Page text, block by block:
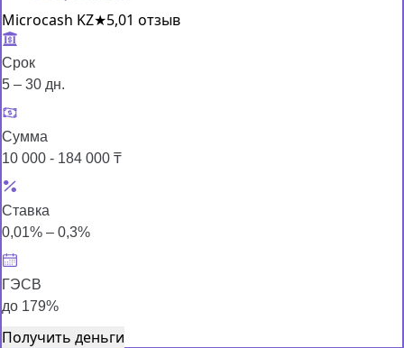
Microcash KZ★5,01 отзыв
Срок
5 – 30 дн.
Сумма
10 000 - 184 000 ₸
Ставка
0,01% – 0,3%
ГЭСВ
до 179%
Получить деньги